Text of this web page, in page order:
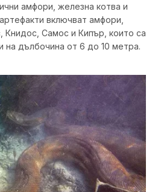
амфори, железна котва и
включват амфори,
Самос и Кипър, които са
на дълбочина от 6 до 10 метра.